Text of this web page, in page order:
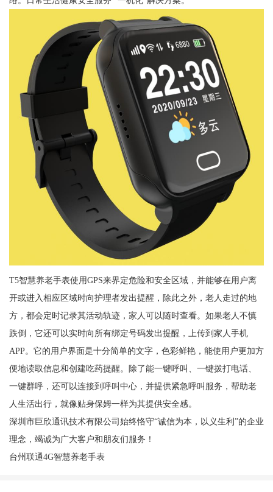
T5智慧养老手表使用GPS来界定危险和安全区域，并能够在用户离
开或进入相应区域时向护理者发出提醒，除此之外，老人走过的地
方，都会定时记录其活动轨迹，家人可以随时查看。如果老人不慎
跌倒，它还可以实时向所有绑定号码发出提醒，上传到家人手机
APP。它的用户界面是十分简单的文字，色彩鲜艳，能使用户更加方
便地读取信息和创建吃药提醒。除了能一键呼叫、一键拨打电话、
一键群呼，还可以连接到呼叫中心，并提供紧急呼叫服务，帮助老
人生活出行，就像贴身保姆一样为其提供安全感。
深圳市巨欣通讯技术有限公司始终恪守“诚信为本，以义生利”的企业
理念，竭诚为广大客户和朋友们服务！
台州联通4G智慧养老手表